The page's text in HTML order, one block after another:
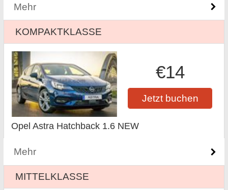
Mehr
KOMPAKTKLASSE
€14
Jetzt buchen
Opel Astra Hatchback 1.6 NEW
Mehr
MITTELKLASSE